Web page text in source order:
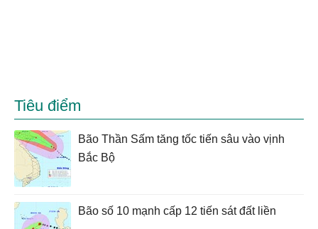
Tiêu điểm
Bão Thần Sấm tăng tốc tiến sâu vào vịnh
Bắc Bộ
Bão số 10 mạnh cấp 12 tiến sát đất liền